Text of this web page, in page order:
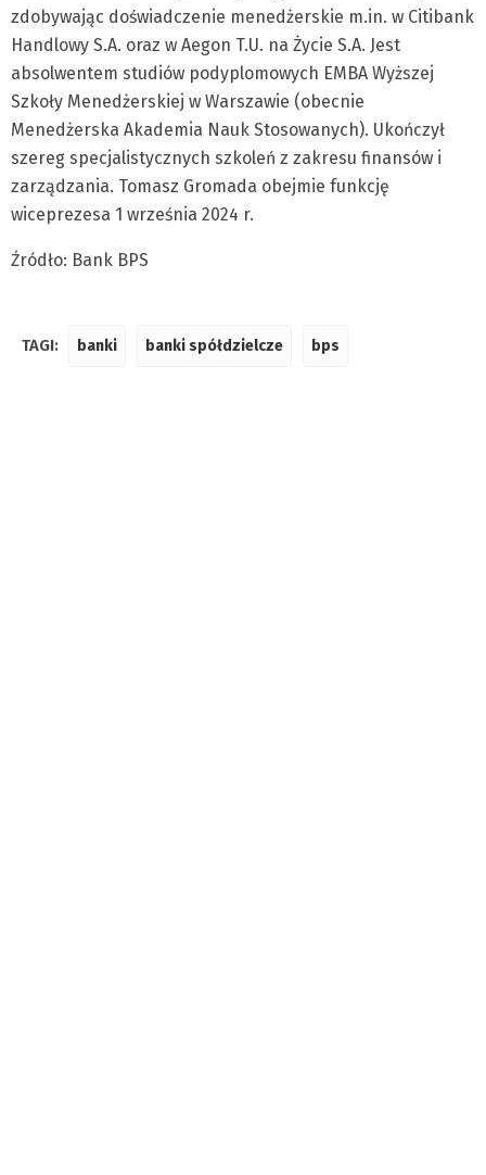
zdobywając doświadczenie menedżerskie m.in. w Citibank
Handlowy S.A. oraz w Aegon T.U. na Życie S.A. Jest
absolwentem studiów podyplomowych EMBA Wyższej
Szkoły Menedżerskiej w Warszawie (obecnie
Menedżerska Akademia Nauk Stosowanych). Ukończył
szereg specjalistycznych szkoleń z zakresu finansów i
zarządzania. Tomasz Gromada obejmie funkcję
wiceprezesa 1 września 2024 r.
Źródło: Bank BPS
TAGI: banki banki spółdzielcze bps